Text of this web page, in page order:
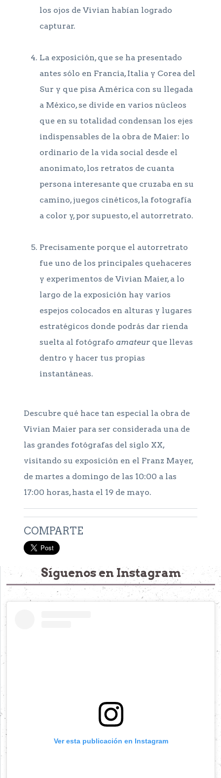
los ojos de Vivian habían logrado
capturar.
La exposición, que se ha presentado
antes sólo en Francia, Italia y Corea del
Sur y que pisa América con su llegada
a México, se divide en varios núcleos
que en su totalidad condensan los ejes
indispensables de la obra de Maier: lo
ordinario de la vida social desde el
anonimato, los retratos de cuanta
persona interesante que cruzaba en su
camino, juegos cinéticos, la fotografía
a color y, por supuesto, el autorretrato.
Precisamente porque el autorretrato
fue uno de los principales quehaceres
y experimentos de Vivian Maier, a lo
largo de la exposición hay varios
espejos colocados en alturas y lugares
estratégicos donde podrás dar rienda
suelta al fotógrafo amateur que llevas
dentro y hacer tus propias
instantáneas.
Descubre qué hace tan especial la obra de
Vivian Maier para ser considerada una de
las grandes fotógrafas del siglo XX,
visitando su exposición en el Franz Mayer,
de martes a domingo de las 10:00 a las
17:00 horas, hasta el 19 de mayo.
COMPARTE
Síguenos en Instagram
Ver esta publicación en Instagram